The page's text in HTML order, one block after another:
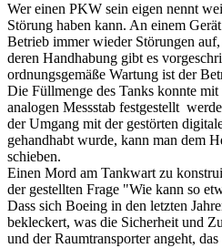
Wer einen PKW sein eigen nennt
Störung haben kann. An einem
Betrieb immer wieder Störungen
deren Handhabung gibt es
ordnungsgemäße Wartung ist der
Die Füllmenge des Tanks konnte
analogen Messstab festgestellt
der Umgang mit der gestörten
gehandhabt wurde, kann man dem
schieben.
Einen Mord am Tankwart zu
der gestellten Frage "Wie kann so
Dass sich Boeing in den letzten
bekleckert, was die Sicherheit und
und der Raumtransporter angeht,